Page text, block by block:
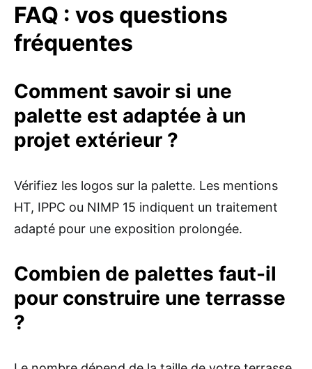
FAQ : vos questions
fréquentes
Comment savoir si une
palette est adaptée à un
projet extérieur ?
Vérifiez les logos sur la palette. Les mentions
HT, IPPC ou NIMP 15 indiquent un traitement
adapté pour une exposition prolongée.
Combien de palettes faut-il
pour construire une terrasse
?